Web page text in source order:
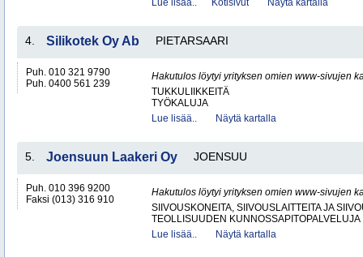
Lue lisää..
Kotisivut Näytä kartalla
4. Silikotek Oy Ab PIETARSAARI
Puh. 010 321 9790
Puh. 0400 561 239
Hakutulos löytyi yrityksen omien www-sivujen
TUKKULIIKKEITÄ
TYÖKALUJA
Lue lisää..
Näytä kartalla
5. Joensuun Laakeri Oy JOENSUU
Puh. 010 396 9200
Faksi (013) 316 910
Hakutulos löytyi yrityksen omien www-sivujen
SIIVOUSKONEITA, SIIVOUSLAITTEITA JA
TEOLLISUUDEN KUNNOSSAPITOPALVELUJA
Lue lisää..
Näytä kartalla